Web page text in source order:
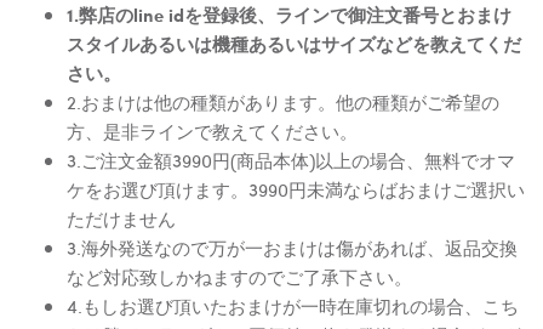
1.弊店のline idを登録後、ラインで御注文番号とおまけ
スタイルあるいは機種あるいはサイズなどを教えてくだ
さい。
2.おまけは他の種類があります。他の種類がご希望の
方、是非ラインで教えてください。
3.ご注文金額3990円(商品本体)以上の場合、無料でオマ
ケをお選び頂けます。3990円未満ならばおまけご選択い
ただけません
3.海外発送なので万が一おまけは傷があれば、返品交換
など対応致しかねますのでご了承下さい。
4.もしお選び頂いたおまけが一時在庫切れの場合、こち